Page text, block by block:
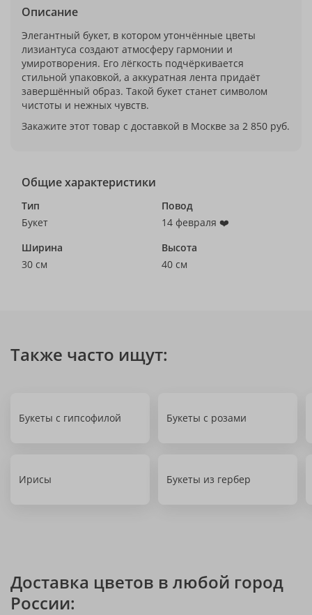
Описание
Элегантный букет, в котором утончённые цветы
лизиантуса создают атмосферу гармонии и
умиротворения. Его лёгкость подчёркивается
стильной упаковкой, а аккуратная лента придаёт
завершённый образ. Такой букет станет символом
чистоты и нежных чувств.
Закажите этот товар с доставкой в Москве за 2 850 руб.
Общие характеристики
Тип
Букет
Повод
14 февраля ❤️
Ширина
30 см
Высота
40 см
Также часто ищут:
Букеты с гипсофилой Букеты с розами
Ирисы Букеты из гербер
Доставка цветов в любой город
России: